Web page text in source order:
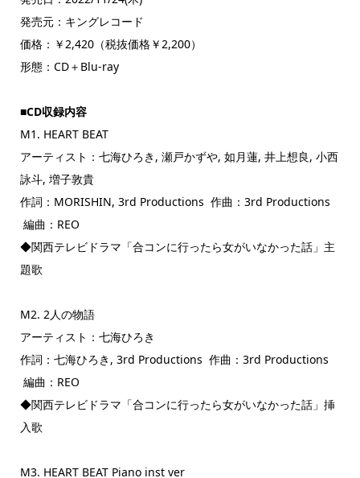
発売元：キングレコード
価格：￥2,420（税抜価格￥2,200）
形態：CD＋Blu-ray
■CD収録内容
M1. HEART BEAT
アーティスト：七海ひろき, 瀬戸かずや, 如月蓮, 井上想良, 小西
詠斗, 増子敦貴
作詞：MORISHIN, 3rd Productions 作曲：3rd Productions
編曲：REO
◆関西テレビドラマ「合コンに行ったら女がいなかった話」主
題歌
M2. 2人の物語
アーティスト：七海ひろき
作詞：七海ひろき, 3rd Productions 作曲：3rd Productions
編曲：REO
◆関西テレビドラマ「合コンに行ったら女がいなかった話」挿
入歌
M3. HEART BEAT Piano inst ver